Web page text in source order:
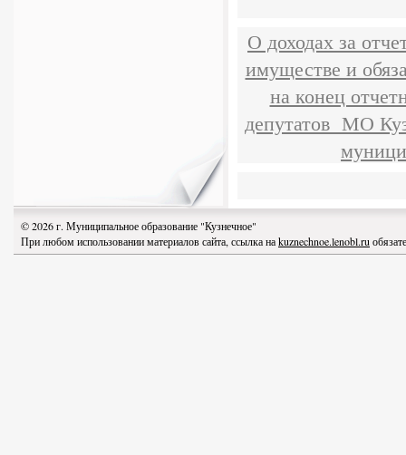
О доходах за
имуществе и
на конец
депутатов МО
© 2026 г. Муниципальное образование "Кузнечное"
При любом использовании материалов сайта, ссылка наkuznechnoe.lenobl.ru